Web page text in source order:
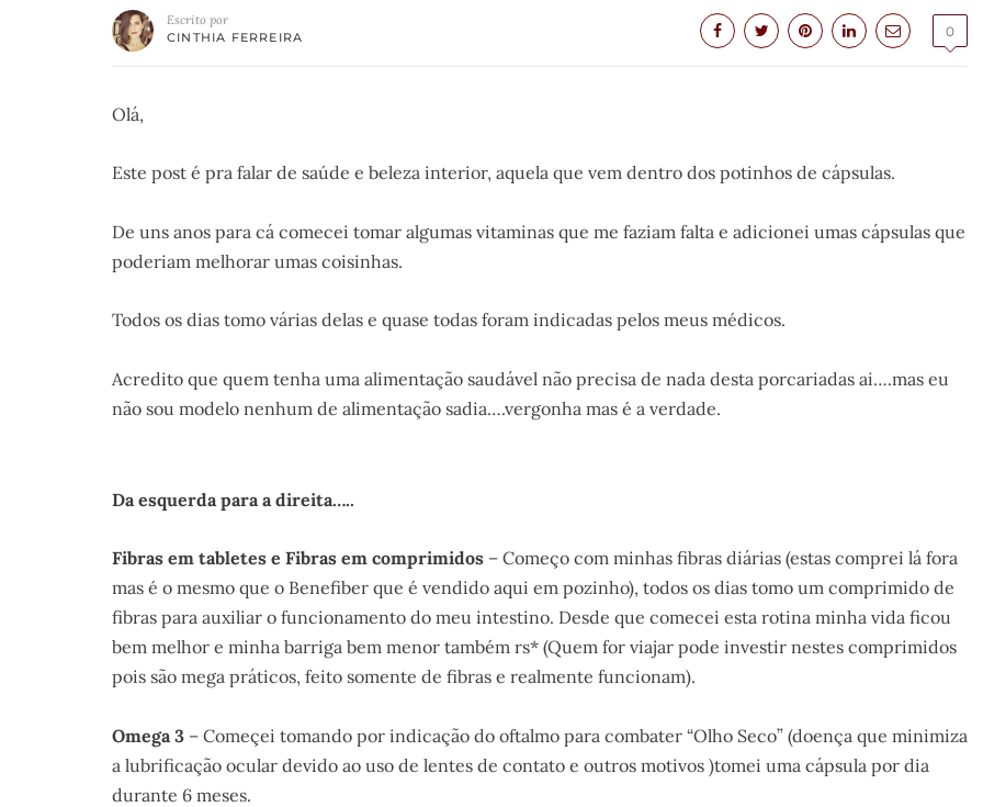
Escrito por
CINTHIA FERREIRA
0
Olá,
Este post é pra falar de saúde e beleza interior, aquela que vem dentro dos potinhos de cápsulas.
De uns anos para cá comecei tomar algumas vitaminas que me faziam falta e adicionei umas cápsulas que
poderiam melhorar umas coisinhas.
Todos os dias tomo várias delas e quase todas foram indicadas pelos meus médicos.
Acredito que quem tenha uma alimentação saudável não precisa de nada desta porcariadas ai….mas eu
não sou modelo nenhum de alimentação sadia….vergonha mas é a verdade.
Da esquerda para a direita…..
Fibras em tabletes e Fibras em comprimidos – Começo com minhas fibras diárias (estas comprei lá fora
mas é o mesmo que o Benefiber que é vendido aqui em pozinho), todos os dias tomo um comprimido de
fibras para auxiliar o funcionamento do meu intestino. Desde que comecei esta rotina minha vida ficou
bem melhor e minha barriga bem menor também rs* (Quem for viajar pode investir nestes comprimidos
pois são mega práticos, feito somente de fibras e realmente funcionam).
Omega 3 – Começei tomando por indicação do oftalmo para combater “Olho Seco” (doença que minimiza
a lubrificação ocular devido ao uso de lentes de contato e outros motivos )tomei uma cápsula por dia
durante 6 meses.